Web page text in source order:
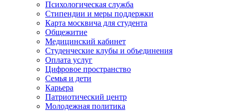
Психологическая служба
Стипендии и меры поддержки
Карта москвича для студента
Общежитие
Медицинский кабинет
Студенческие клубы и объединения
Оплата услуг
Цифровое пространство
Семья и дети
Карьера
Патриотический центр
Молодежная политика